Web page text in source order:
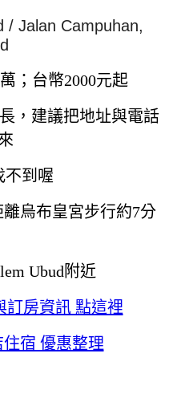
/ Jalan Campuhan,
；台幣2000元起
，建議把地址與電話
不到喔
烏布皇宮步行約7分
Ubud附近
訂房資訊 點這裡
宿 優惠整理